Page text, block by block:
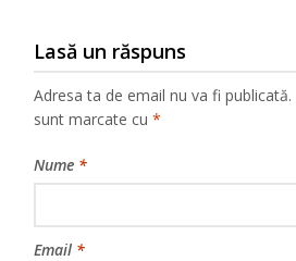
Lasă un răspuns
Adresa ta de email nu va fi publicată.
sunt marcate cu*
Nume *
Email *